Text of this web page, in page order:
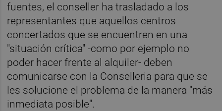
fuentes, el conseller ha trasladado a los
representantes que aquellos centros
concertados que se encuentren en una
"situación crítica" -como por ejemplo no
poder hacer frente al alquiler- deben
comunicarse con la Conselleria para que se
les solucione el problema de la manera "más
inmediata posible".